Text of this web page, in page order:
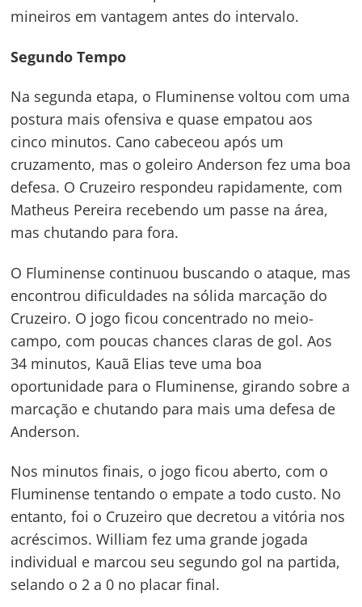
mineiros em vantagem antes do intervalo.
Segundo Tempo
Na segunda etapa, o Fluminense voltou com uma
postura mais ofensiva e quase empatou aos
cinco minutos. Cano cabeceou após um
cruzamento, mas o goleiro Anderson fez uma boa
defesa. O Cruzeiro respondeu rapidamente, com
Matheus Pereira recebendo um passe na área,
mas chutando para fora.
O Fluminense continuou buscando o ataque, mas
encontrou dificuldades na sólida marcação do
Cruzeiro. O jogo ficou concentrado no meio-
campo, com poucas chances claras de gol. Aos
34 minutos, Kauã Elias teve uma boa
oportunidade para o Fluminense, girando sobre a
marcação e chutando para mais uma defesa de
Anderson.
Nos minutos finais, o jogo ficou aberto, com o
Fluminense tentando o empate a todo custo. No
entanto, foi o Cruzeiro que decretou a vitória nos
acréscimos. William fez uma grande jogada
individual e marcou seu segundo gol na partida,
selando o 2 a 0 no placar final.
Navegação
de
Post